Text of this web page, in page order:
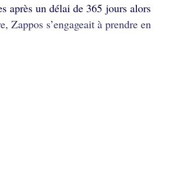
après un délai de 365 jours alors
s’engageait à prendre en